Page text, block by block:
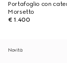
Portafoglio con
Morsetto
€ 1.400
Novità